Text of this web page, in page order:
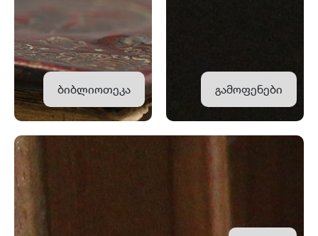
ბიბლიოთეკა გამოფენები